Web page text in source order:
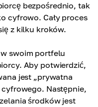
bezpośrednio, tak
cyfrowo. Cały proces
z kilku kroków.
swoim portfelu
Aby potwierdzić,
jest „prywatna
Następnie,
środków jest